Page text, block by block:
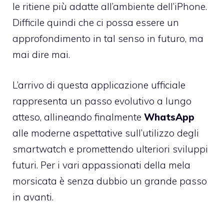
le ritiene più adatte all’ambiente dell’iPhone.
Difficile quindi che ci possa essere un
approfondimento in tal senso in futuro, ma
mai dire mai.
L’arrivo di questa applicazione ufficiale
rappresenta un passo evolutivo a lungo
atteso, allineando finalmente WhatsApp
alle moderne aspettative sull’utilizzo degli
smartwatch e promettendo ulteriori sviluppi
futuri. Per i vari appassionati della mela
morsicata è senza dubbio un grande passo
in avanti.